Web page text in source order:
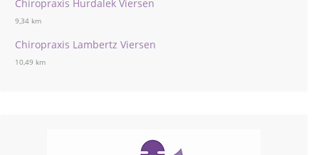
Chiropraxis Hurdalek Viersen
9,34 km
Chiropraxis Lambertz Viersen
10,49 km